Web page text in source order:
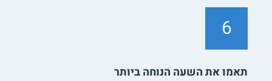
6
תאמו את השעה הנוחה ביותר